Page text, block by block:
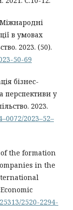
в умовах
2023. (50).
50-69
бізнес-
перспективи у
2023.
2023–52–
of the formation
in the
2520-2294-